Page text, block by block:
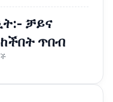
ቻይና
ጥበብ